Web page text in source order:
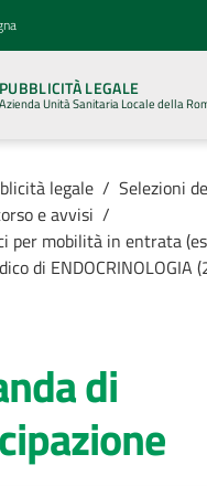
PUBBLICITÀ LEGALE
Azienda Unità Sanitaria Locale della
legale / Selezioni
e avvisi /
per mobilità in entrata
di ENDOCRINOLOGIA
di